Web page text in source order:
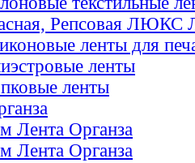
Репсовая ЛЮКС
ленты для
ленты
ленты
Лента Органза
Лента Органза